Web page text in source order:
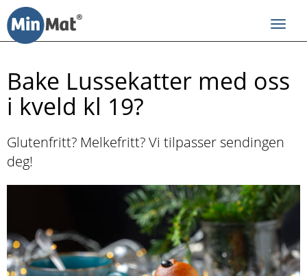
innhold
Bake Lussekatter med oss
i kveld kl 19?
Glutenfritt? Melkefritt? Vi tilpasser sendingen
deg!